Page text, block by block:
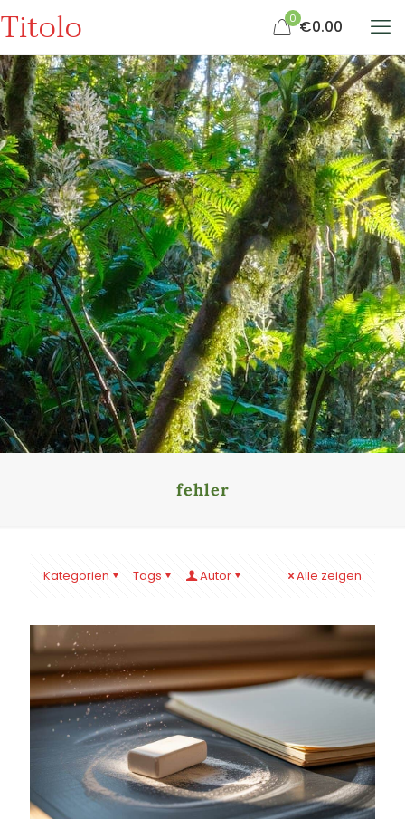
Titolo 0 €0.00
fehler
Kategorien Tags Autor Alle zeigen